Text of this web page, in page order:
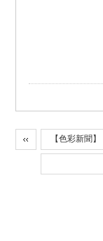
【色彩新聞